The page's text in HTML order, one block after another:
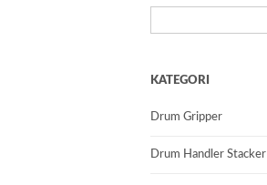
untuk:
KATEGORI
Drum Gripper
Drum Handler Stacker